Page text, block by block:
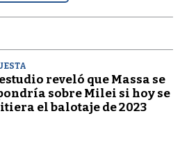
reveló que Massa se
sobre Milei si hoy se
el balotaje de 2023